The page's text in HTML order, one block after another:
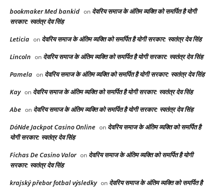
bookmaker Med bankid on देवरिय समाज के अंतिम व्यक्ति को समर्पित है योगी
सरकार: स्वतंत्र देव सिंह
Leticia on देवरिय समाज के अंतिम व्यक्ति को समर्पित है योगी सरकार: स्वतंत्र देव सिंह
Lincoln on देवरिय समाज के अंतिम व्यक्ति को समर्पित है योगी सरकार: स्वतंत्र देव सिंह
Pamela on देवरिय समाज के अंतिम व्यक्ति को समर्पित है योगी सरकार: स्वतंत्र देव सिंह
Kay on देवरिय समाज के अंतिम व्यक्ति को समर्पित है योगी सरकार: स्वतंत्र देव सिंह
Abe on देवरिय समाज के अंतिम व्यक्ति को समर्पित है योगी सरकार: स्वतंत्र देव सिंह
DóNde Jackpot Casino Online on देवरिय समाज के अंतिम व्यक्ति को समर्पित है
योगी सरकार: स्वतंत्र देव सिंह
Fichas De Casino Valor on देवरिय समाज के अंतिम व्यक्ति को समर्पित है योगी
सरकार: स्वतंत्र देव सिंह
krajský přebor fotbal výsledky on देवरिय समाज के अंतिम व्यक्ति को समर्पित है